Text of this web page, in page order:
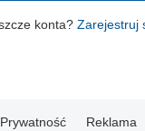
konta? Zarejestruj
Prywatność Reklama